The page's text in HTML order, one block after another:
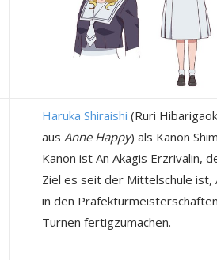
Haruka Shiraishi (Ruri
aus Anne Happy) als Kanon
Kanon ist An Akagis Erzrivalin,
Ziel es seit der Mittelschule ist,
in den
Turnen fertigzumachen.